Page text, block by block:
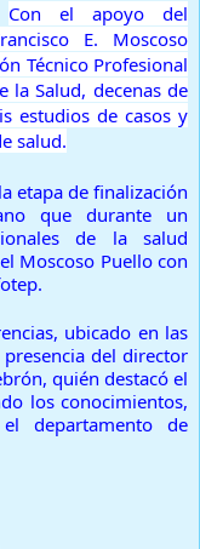
Con el apoyo del
E. Moscoso
Técnico Profesional
la Salud, decenas de
estudios de casos y
salud.
etapa de finalización
que durante un
de la salud
Moscoso Puello con
ubicado en las
del director
quién destacó el
los conocimientos,
departamento de